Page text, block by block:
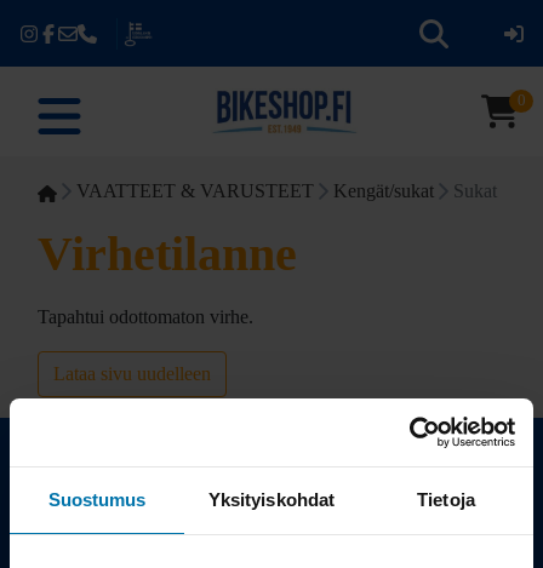
Suostumus Yksityiskohdat Tietoja
0
VAATTEET & VARUSTEET Kengät/sukat Sukat
Virhetilanne
Tapahtui odottomaton virhe.
Lataa sivu uudelleen
Kauppa